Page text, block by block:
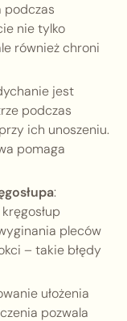
podczas
nie tylko
również chroni
jest
podczas
ich unoszeniu.
pomaga
:
pleców
– takie błędy
ułożenia
pozwala